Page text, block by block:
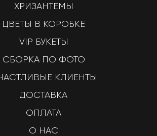
ХРИЗАНТЕМЫ
ЦВЕТЫ В КОРОБКЕ
VIP БУКЕТЫ
СБОРКА ПО ФОТО
КЛИЕНТЫ
ДОСТАВКА
ОПЛАТА
О НАС